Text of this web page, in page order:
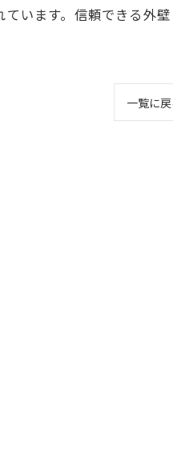
います。信頼できる外
一覧に